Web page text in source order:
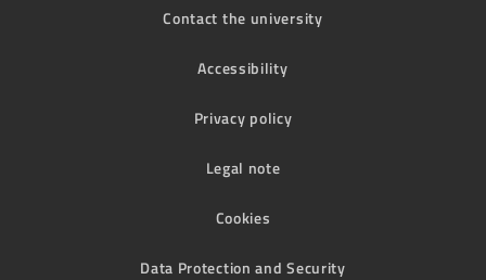
Contact the university
Accessibility
Privacy policy
Legal note
Cookies
Data Protection and Security